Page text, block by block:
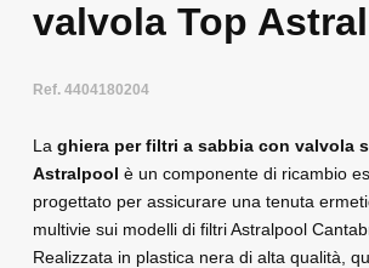
valvola Top Astral
Ref. 4404180204
La ghiera per filtri a sabbia con valvola
Astralpool è un componente di ricambio
progettato per assicurare una tenuta
multivie sui modelli di filtri Astralpool
Realizzata in plastica nera di alta qualità,